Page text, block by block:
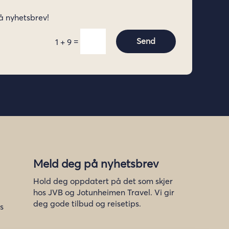
nyhetsbrev!
1 + 9 = Send
Meld deg på nyhetsbrev
Hold deg oppdatert på det som skjer
hos JVB og Jotunheimen Travel. Vi gir
deg gode tilbud og reisetips.